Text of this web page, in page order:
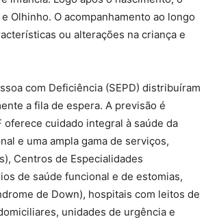
Olhinho. O acompanhamento ao longo
ou alterações na criança e
com Deficiência (SEPD) distribuíram
a fila de espera. A previsão é
oferece cuidado integral à saúde da
e uma ampla gama de serviços,
Centros de Especialidades
de saúde funcional e de estomias,
de Down), hospitais com leitos de
unidades de urgência e